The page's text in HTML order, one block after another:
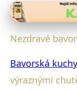
Bavorské
Top 5
28. 10. 2025 · 4
Nezdravé
Bavorská
výraznými